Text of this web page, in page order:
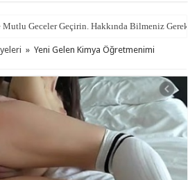
Mutlu Geceler Geçirin. Hakkında Bilmeniz
» Yeni Gelen Kimya Öğretmenimi